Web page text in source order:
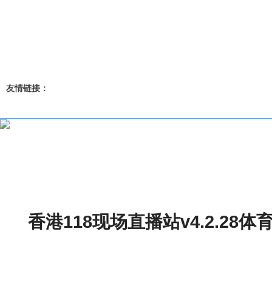
友情链接：
香港118现场直播站v4.2.28体